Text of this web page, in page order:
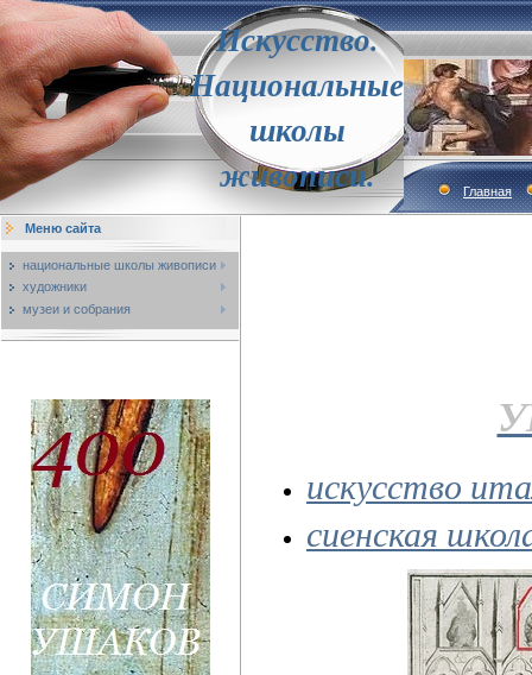
Искусство.
Национальные
школы
живописи.
Главная
Меню сайта
национальные школы живописи
художники
музеи и собрания
искусство
сиенская